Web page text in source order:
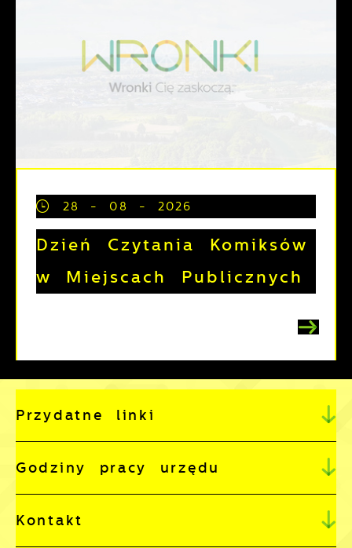
28 - 08 - 2026
Dzień Czytania Komiksów
w Miejscach Publicznych
Przydatne linki
Godziny pracy urzędu
Kontakt